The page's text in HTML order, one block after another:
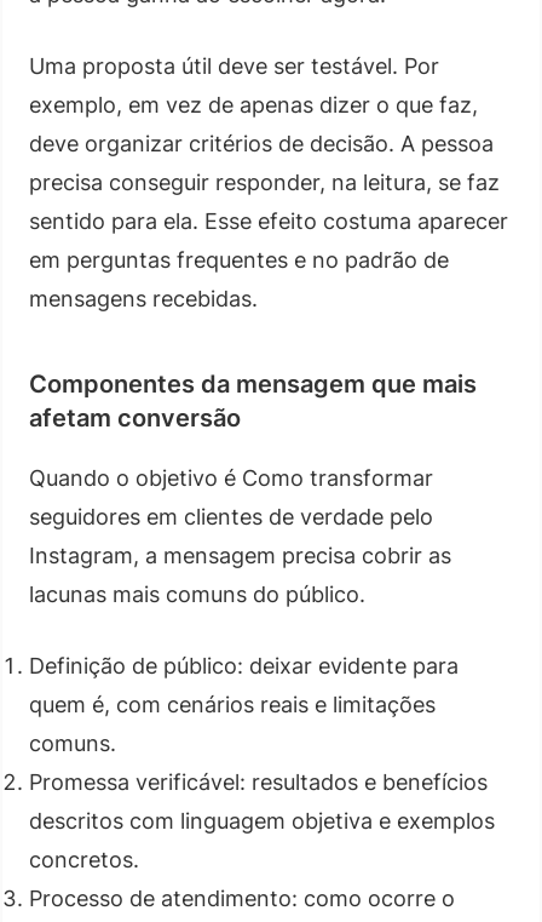
Uma proposta útil deve ser testável. Por
exemplo, em vez de apenas dizer o que faz,
deve organizar critérios de decisão. A pessoa
precisa conseguir responder, na leitura, se faz
sentido para ela. Esse efeito costuma aparecer
em perguntas frequentes e no padrão de
mensagens recebidas.
Componentes da mensagem que mais
afetam conversão
Quando o objetivo é Como transformar
seguidores em clientes de verdade pelo
Instagram, a mensagem precisa cobrir as
lacunas mais comuns do público.
Definição de público: deixar evidente para
quem é, com cenários reais e limitações
comuns.
Promessa verificável: resultados e benefícios
descritos com linguagem objetiva e exemplos
concretos.
Processo de atendimento: como ocorre o